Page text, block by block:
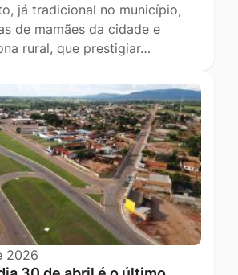
já tradicional no município,
de mamães da cidade e
rural, que prestigiar…
2026